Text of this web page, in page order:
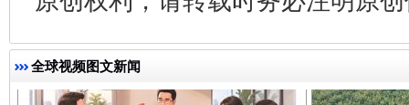
全球视频图文新闻